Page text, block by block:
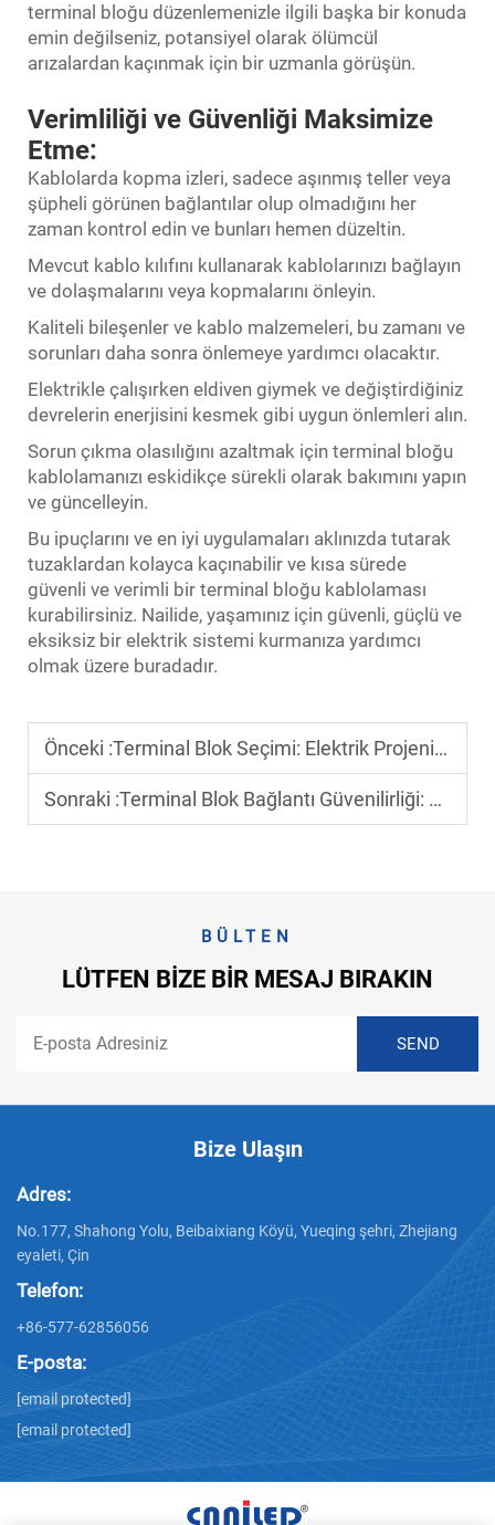
terminal bloğu düzenlemenizle ilgili başka bir konuda
emin değilseniz, potansiyel olarak ölümcül
arızalardan kaçınmak için bir uzmanla görüşün.
Verimliliği ve Güvenliği Maksimize
Etme:
Kablolarda kopma izleri, sadece aşınmış teller veya
şüpheli görünen bağlantılar olup olmadığını her
zaman kontrol edin ve bunları hemen düzeltin.
Mevcut kablo kılıfını kullanarak kablolarınızı bağlayın
ve dolaşmalarını veya kopmalarını önleyin.
Kaliteli bileşenler ve kablo malzemeleri, bu zamanı ve
sorunları daha sonra önlemeye yardımcı olacaktır.
Elektrikle çalışırken eldiven giymek ve değiştirdiğiniz
devrelerin enerjisini kesmek gibi uygun önlemleri alın.
Sorun çıkma olasılığını azaltmak için terminal bloğu
kablolamanızı eskidikçe sürekli olarak bakımını yapın
ve güncelleyin.
Bu ipuçlarını ve en iyi uygulamaları aklınızda tutarak
tuzaklardan kolayca kaçınabilir ve kısa sürede
güvenli ve verimli bir terminal bloğu kablolaması
kurabilirsiniz. Nailide, yaşamınız için güvenli, güçlü ve
eksiksiz bir elektrik sistemi kurmanıza yardımcı
olmak üzere buradadır.
Önceki :Terminal Blok Seçimi: Elektrik Projenizin İhtiyaçlarına Uygun Seçim
Sonraki :Terminal Blok Bağlantı Güvenilirliği: Kararlı Güç Akışının Sağlanması
BÜLTEN
LÜTFEN BIZE BIR MESAJ BIRAKIN
Bize Ulaşın
Adres:
No.177, Shahong Yolu, Beibaixiang Köyü, Yueqing şehri, Zhejiang
eyaleti, Çin
Telefon:
+86-577-62856056
E-posta:
[email protected]
[email protected]